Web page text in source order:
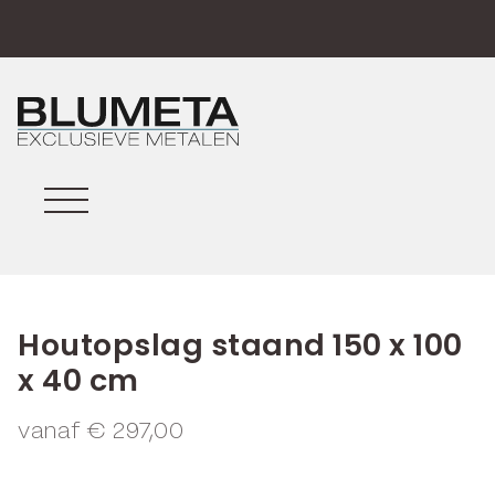
Houtopslag staand 150 x 100
x 40 cm
vanaf € 297,00